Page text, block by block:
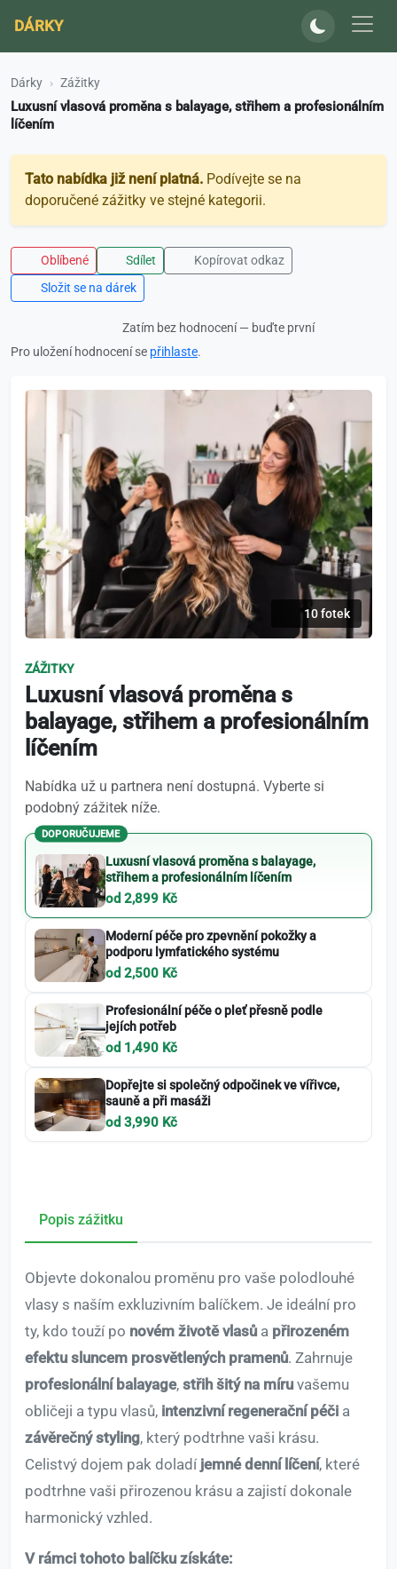
DÁRKY
Dárky Zážitky
Luxusní vlasová proměna s balayage, střihem a profesionálním
líčením
Tato nabídka již není platná. Podívejte se na
doporučené zážitky ve stejné kategorii.
Oblíbené Sdílet
Kopírovat odkaz
Složit se na dárek
Zatím bez hodnocení — buďte první
Pro uložení hodnocení se přihlaste.
10 fotek
ZÁŽITKY
Luxusní vlasová proměna s
balayage, střihem a profesionálním
líčením
Nabídka už u partnera není dostupná. Vyberte si
podobný zážitek níže.
DOPORUČUJEME
Luxusní vlasová proměna s balayage,
střihem a profesionálním líčením
od 2,899 Kč
Moderní péče pro zpevnění pokožky a
podporu lymfatického systému
od 2,500 Kč
Profesionální péče o pleť přesně podle
jejích potřeb
od 1,490 Kč
Dopřejte si společný odpočinek ve vířivce,
sauně a při masáži
od 3,990 Kč
Popis zážitku
Objevte dokonalou proměnu pro vaše polodlouhé
vlasy s naším exkluzivním balíčkem. Je ideální pro
ty, kdo touží po novém životě vlasů a přirozeném
efektu sluncem prosvětlených pramenů. Zahrnuje
profesionální balayage, střih šitý na míru vašemu
obličeji a typu vlasů, intenzivní regenerační péči a
závěrečný styling, který podtrhne vaši krásu.
Celistvý dojem pak doladí jemné denní líčení, které
podtrhne vaši přirozenou krásu a zajistí dokonale
harmonický vzhled.
V rámci tohoto balíčku získáte: